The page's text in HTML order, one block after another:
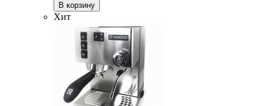
В корзину
Хит